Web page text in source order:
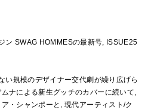
ン SWAG HOMMESの最新号, ISSUE25
い規模のデザイナー交代劇が繰り広げら
ナによる新生グッチのカバーに続いて,
・シャンポーと, 現代アーティスト/ク